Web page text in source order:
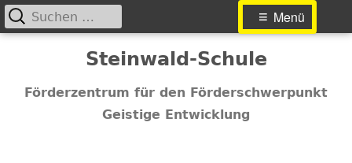
Inhalt
Steinwald-Schule
Förderzentrum für den Förderschwerpunkt
Geistige Entwicklung
Primäres
Menü
Suchen
nach: